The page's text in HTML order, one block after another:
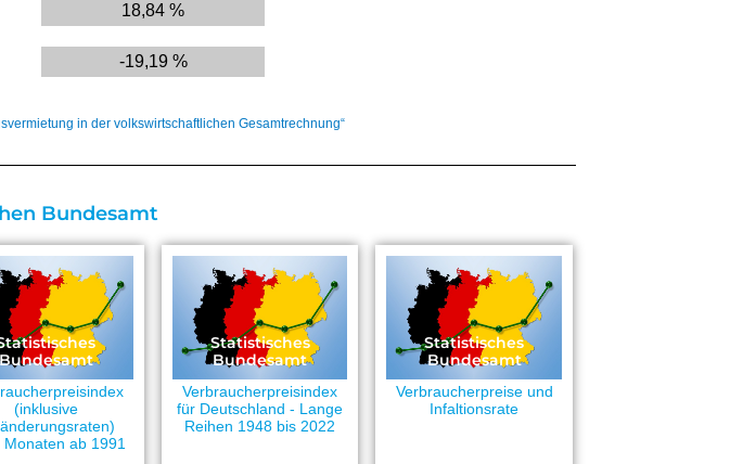
18,84 %
-19,19 %
in der volkswirtschaftlichen Gesamtrechnung“
Bundesamt
(inklusive
Monaten ab 1991
Statistisches
Bundesamt
Verbraucherpreisindex
für Deutschland - Lange
Reihen 1948 bis 2022
Statistisches
Bundesamt
Verbraucherpreise und
Infaltionsrate